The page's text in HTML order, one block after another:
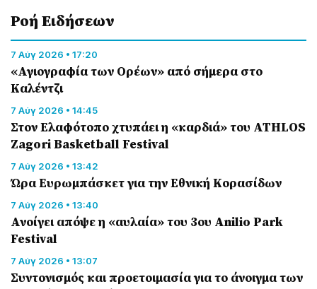
Ροή Eιδήσεων
7 Αύγ 2026 • 17:20
«Αγιογραφία των Ορέων» από σήμερα στο
Καλέντζι
7 Αύγ 2026 • 14:45
Στον Ελαφότοπο χτυπάει η «καρδιά» του ATHLOS
Zagori Basketball Festival
7 Αύγ 2026 • 13:42
Ώρα Ευρωμπάσκετ για την Εθνική Κορασίδων
7 Αύγ 2026 • 13:40
Ανοίγει απόψε η «αυλαία» του 3ου Anilio Park
Festival
7 Αύγ 2026 • 13:07
Συντονισμός και προετοιμασία για το άνοιγμα των